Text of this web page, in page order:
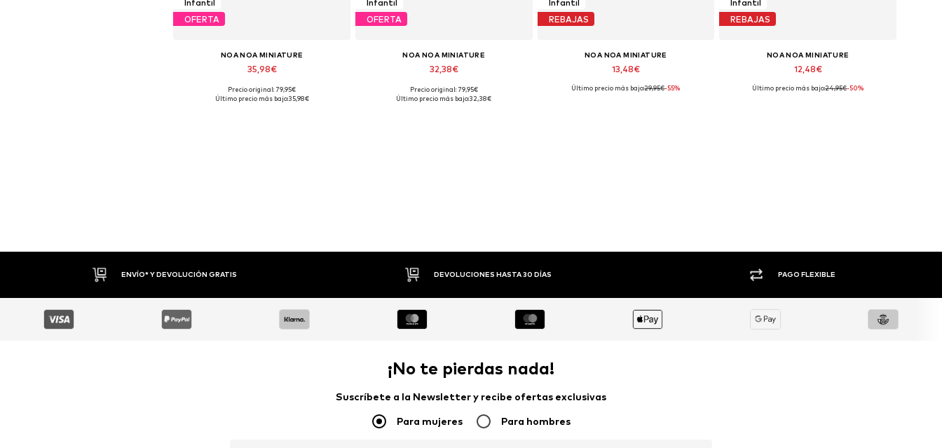
Infantil
OFERTA
NOA NOA MINIATURE
35,98€
Tallas disponibles: 98-104, 104-110
Precio original: 79,95€
Último precio más bajo:35,98€
Infantil
OFERTA
NOA NOA MINIATURE
32,38€
Tallas disponibles: 56-62
Precio original: 79,95€
Último precio más bajo:32,38€
Infantil
REBAJAS
NOA NOA MINIATURE
13,48€
Tallas disponibles: 68-74
Último precio más bajo:29,95€-55%
Infantil
REBAJAS
NOA NOA MINIATURE
12,48€
Tallas disponibles: 98-104, 104-110
Último precio más bajo:24,95€-50%
DEVOLUCIONES HASTA 30 DÍAS PAGO FLEXIBLE +1.000 MARCAS
¡No te pierdas nada!
Suscríbete a la Newsletter y recibe ofertas exclusivas
Para mujeres Para hombres